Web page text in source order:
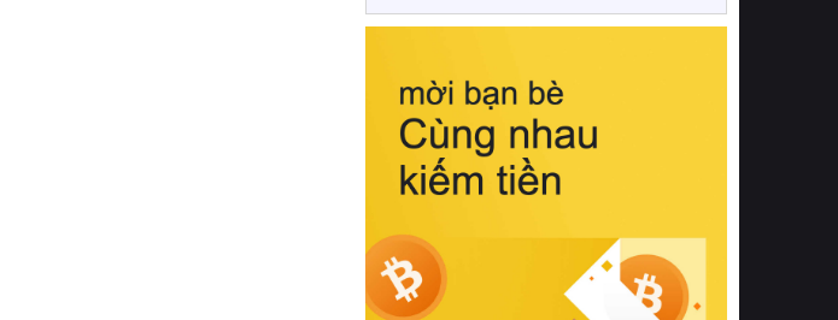
này, bạn sẽ cảm nhận rõ rệt sự khác
hồi chuẩn xác của phần đệm nâng đỡ
cột sống.
Bên cạnh đó, việc lựa chọn các dòng
sản phẩm đạt chuẩn chất lượng quốc
tế còn giúp ngăn ngừa tình trạng kích
khuẩn và nấm mốc trong điều kiện
thời tiết nóng ẩm. Bạn có thể tìm hiểu
thêm các nghiên cứu khoa học về tác
động của giấc ngủ và môi trường